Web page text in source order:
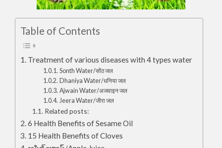
Table of Contents
Treatment of various diseases with 4 types water
Sonth Water/सोंठ जल
Dhaniya Water/धनिया जल
Ajwain Water/अजवाइन जल
Jeera Water/जीरा जल
Related posts:
6 Health Benefits of Sesame Oil
15 Health Benefits of Cloves